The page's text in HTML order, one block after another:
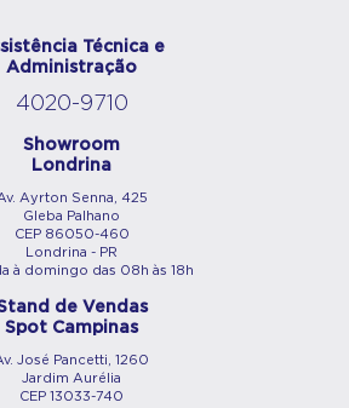
Técnica e
Administração
4020-9710
Showroom
Londrina
Ayrton Senna, 425
Gleba Palhano
CEP 86050-460
Londrina - PR
à domingo das 08h às 18h
de Vendas
Spot Campinas
José Pancetti, 1260
Jardim Aurélia
CEP 13033-740